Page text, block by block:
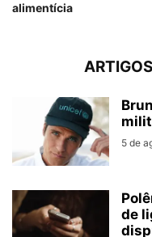
alimentícia
5 de
de